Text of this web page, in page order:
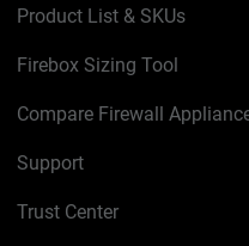
Product List & SKUs
Firebox Sizing Tool
Compare Firewall
Support
Trust Center